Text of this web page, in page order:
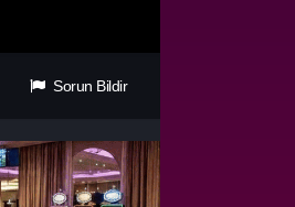
Sorun Bildir